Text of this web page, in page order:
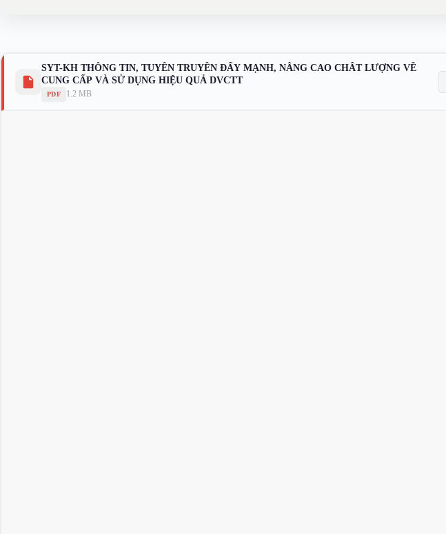
SYT-KH THÔNG TIN, TUYÊN TRUYỀN ĐẨY MẠNH, NÂNG CAO CHẤT LƯỢNG VỀ
CUNG CẤP VÀ SỬ DỤNG HIỆU QUẢ DVCTT
PDF 1.2 MB